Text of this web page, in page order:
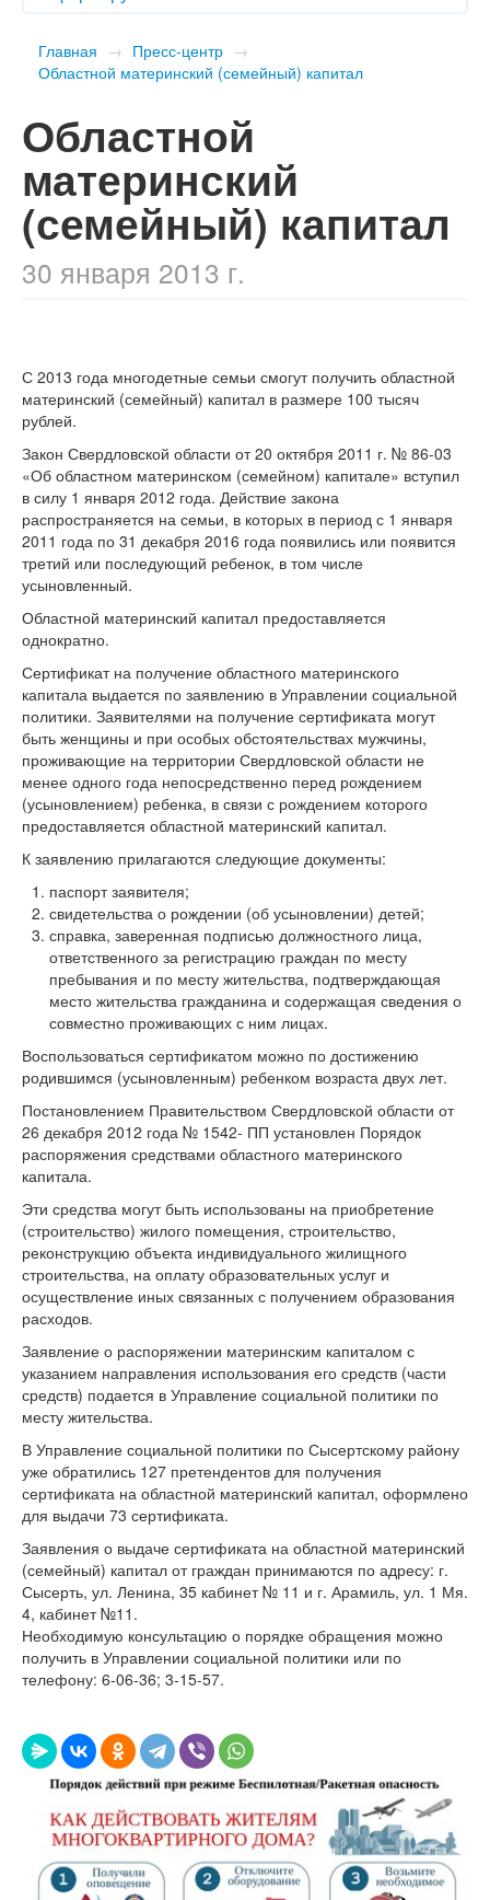
Главная → Пресс-центр →
Областной материнский (семейный) капитал
Областной
материнский
(семейный) капитал
30 января 2013 г.
С 2013 года многодетные семьи смогут получить областной
материнский (семейный) капитал в размере 100 тысяч
рублей.
Закон Свердловской области от 20 октября 2011 г. № 86-03
«Об областном материнском (семейном) капитале» вступил
в силу 1 января 2012 года. Действие закона
распространяется на семьи, в которых в период с 1 января
2011 года по 31 декабря 2016 года появились или появится
третий или последующий ребенок, в том числе
усыновленный.
Областной материнский капитал предоставляется
однократно.
Сертификат на получение областного материнского
капитала выдается по заявлению в Управлении социальной
политики. Заявителями на получение сертификата могут
быть женщины и при особых обстоятельствах мужчины,
проживающие на территории Свердловской области не
менее одного года непосредственно перед рождением
(усыновлением) ребенка, в связи с рождением которого
предоставляется областной материнский капитал.
К заявлению прилагаются следующие документы:
паспорт заявителя;
свидетельства о рождении (об усыновлении) детей;
справка, заверенная подписью должностного лица,
ответственного за регистрацию граждан по месту
пребывания и по месту жительства, подтверждающая
место жительства гражданина и содержащая сведения о
совместно проживающих с ним лицах.
Воспользоваться сертификатом можно по достижению
родившимся (усыновленным) ребенком возраста двух лет.
Постановлением Правительством Свердловской области от
26 декабря 2012 года № 1542- ПП установлен Порядок
распоряжения средствами областного материнского
капитала.
Эти средства могут быть использованы на приобретение
(строительство) жилого помещения, строительство,
реконструкцию объекта индивидуального жилищного
строительства, на оплату образовательных услуг и
осуществление иных связанных с получением образования
расходов.
Заявление о распоряжении материнским капиталом с
указанием направления использования его средств (части
средств) подается в Управление социальной политики по
месту жительства.
В Управление социальной политики по Сысертскому району
уже обратились 127 претендентов для получения
сертификата на областной материнский капитал, оформлено
для выдачи 73 сертификата.
Заявления о выдаче сертификата на областной материнский
(семейный) капитал от граждан принимаются по адресу: г.
Сысерть, ул. Ленина, 35 кабинет № 11 и г. Арамиль, ул. 1 Мя.
4, кабинет №11.
Необходимую консультацию о порядке обращения можно
получить в Управлении социальной политики или по
телефону: 6-06-36; 3-15-57.